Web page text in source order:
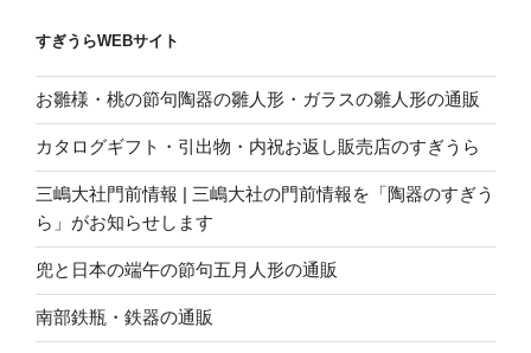
すぎうらWEBサイト
お雛様・桃の節句陶器の雛人形・ガラスの雛人形の通販
カタログギフト・引出物・内祝お返し販売店のすぎうら
三嶋大社門前情報 | 三嶋大社の門前情報を「陶器のすぎう
ら」がお知らせします
兜と日本の端午の節句五月人形の通販
南部鉄瓶・鉄器の通販